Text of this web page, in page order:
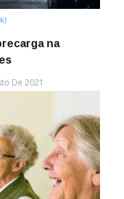
na
De 2021